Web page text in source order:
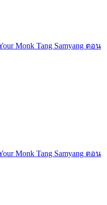
Monk Tang Samyang ตอน
Monk Tang Samyang ตอน